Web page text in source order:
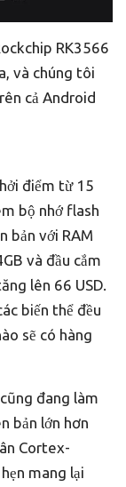
RK3566
và chúng tôi
cả Android
điểm từ 15
bộ nhớ flash
bản với RAM
và đầu cắm
lên 66 USD.
biến thể đều
sẽ có hàng
đang làm
bản lớn hơn
Cortex-
mang lại